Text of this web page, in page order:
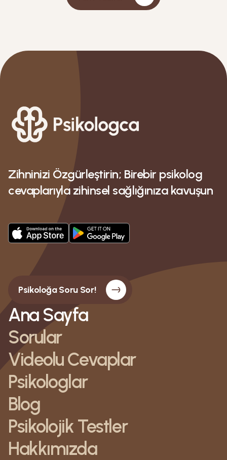
Zihninizi Özgürleştirin; Birebir psikolog
cevaplarıyla zihinsel sağlığınıza kavuşun
Psikoloğa Soru Sor!
Ana Sayfa
Sorular
Videolu Cevaplar
Psikologlar
Blog
Psikolojik Testler
Hakkımızda